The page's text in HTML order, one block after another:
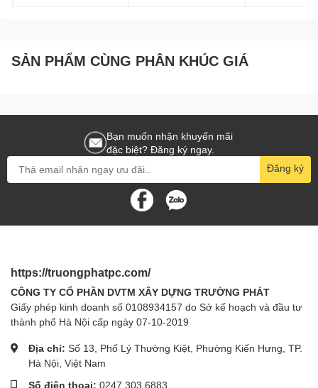
SẢN PHẨM CÙNG PHÂN KHÚC GIÁ
Bạn muốn nhận khuyến mãi
đặc biệt? Đăng ký ngay.
Đăng ký
https://truongphatpc.com/
CÔNG TY CỔ PHẦN DVTM XÂY DỰNG TRƯỜNG PHÁT
Giấy phép kinh doanh số 0108934157 do Sở kế hoạch và đầu tư
thành phố Hà Nội cấp ngày 07-10-2019
Địa chỉ: Số 13, Phố Lý Thường Kiệt, Phường Kiến Hưng, TP.
Hà Nội, Việt Nam
Số điện thoại: 0247 303 6883